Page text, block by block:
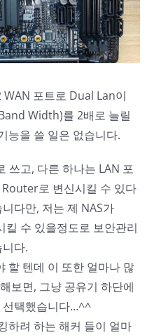
포트로 Dual Lan이
Width)를 2배로 늘릴
능을 쓸 일은 없습니다.
쓰고, 다른 하나는 LAN 포
로 변신시킬 수 있다
다만, 저는 제 NAS가
수 있을정도로 보안관리
다.
할 텐데 이 또한 얼마나 많
보면, 그냥 공유기 하단에
선택했습니다…^^
하려 하는 해커 들이 얼마